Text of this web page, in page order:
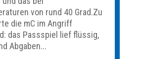
von rund 40 Grad.Zu
die mC im Angriff
das Passspiel lief flüssig,
Abgaben...